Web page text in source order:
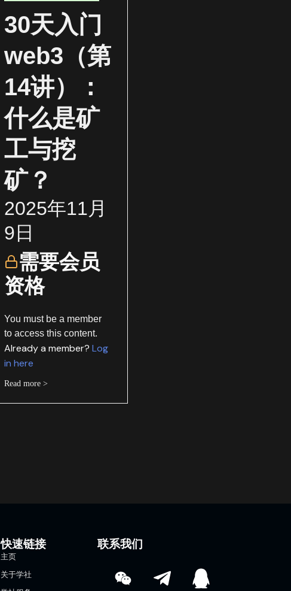
30天入门
web3（第
14讲）：
什么是矿
工与挖
矿？
2025年11月
9日
需要会员
资格
You must be a member
to access this content.
Already a member?Log
in here
Read more >
快速链接
主页
关于学社
联系我们